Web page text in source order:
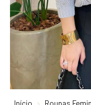
Início Roupas